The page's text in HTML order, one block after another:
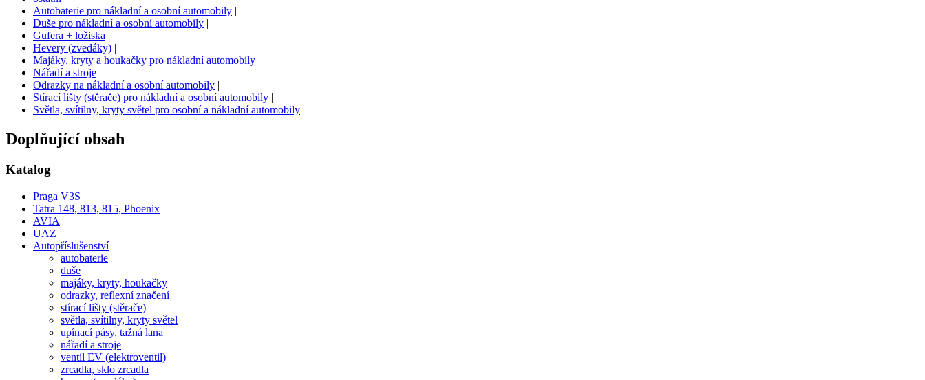
Autobaterie pro nákladní a osobní automobily |
Duše pro nákladní a osobní automobily |
Gufera + ložiska |
Hevery (zvedáky) |
Majáky, kryty a houkačky pro nákladní automobily |
Nářadí a stroje |
Odrazky na nákladní a osobní automobily |
Stírací lišty (stěrače) pro nákladní a osobní automobily |
Světla, svítilny, kryty světel pro osobní a nákladní automobily
Doplňující obsah
Katalog
Praga V3S
Tatra 148, 813, 815, Phoenix
AVIA
UAZ
Autopříslušenství
autobaterie
duše
majáky, kryty, houkačky
odrazky, reflexní značení
stírací lišty (stěrače)
světla, svítilny, kryty světel
upínací pásy, tažná lana
nářadí a stroje
ventil EV (elektroventil)
zrcadla, sklo zrcadla